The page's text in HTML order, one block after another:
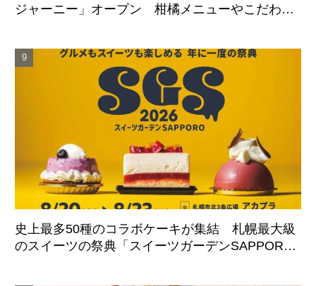
ジャーニー」オープン 柑橘メニューやこだわり
史上最多50種のコラボケーキが集結 札幌最大級
のスイーツの祭典「スイーツガーデンSAPPORO2